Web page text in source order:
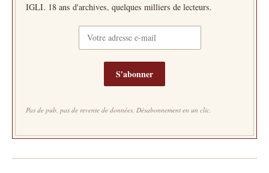
IGLI. 18 ans d'archives, quelques milliers de lecteurs.
S'abonner
Pas de pub, pas de revente de données. Désabonnement en un clic.